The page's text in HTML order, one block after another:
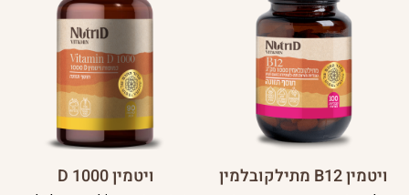
ויטמין B12 מתילקובלמין ויטמין D 1000